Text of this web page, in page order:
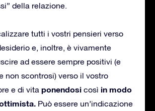
della relazione.
tutti i vostri pensieri verso
e, inoltre, è vivamente
ad essere sempre positivi (e
non scontrosi) verso il vostro
e di vita ponendosi così in modo
Può essere un’indicazione